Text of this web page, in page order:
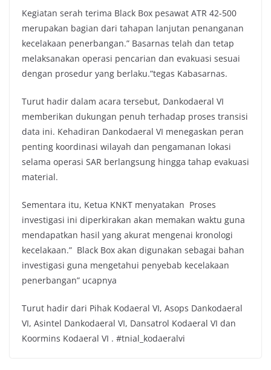
Kegiatan serah terima Black Box pesawat ATR 42-500
merupakan bagian dari tahapan lanjutan penanganan
kecelakaan penerbangan.” Basarnas telah dan tetap
melaksanakan operasi pencarian dan evakuasi sesuai
dengan prosedur yang berlaku.”tegas Kabasarnas.
Turut hadir dalam acara tersebut, Dankodaeral VI
memberikan dukungan penuh terhadap proses transisi
data ini. Kehadiran Dankodaeral VI menegaskan peran
penting koordinasi wilayah dan pengamanan lokasi
selama operasi SAR berlangsung hingga tahap evakuasi
material.
Sementara itu, Ketua KNKT menyatakan Proses
investigasi ini diperkirakan akan memakan waktu guna
mendapatkan hasil yang akurat mengenai kronologi
kecelakaan.” Black Box akan digunakan sebagai bahan
investigasi guna mengetahui penyebab kecelakaan
penerbangan” ucapnya
Turut hadir dari Pihak Kodaeral VI, Asops Dankodaeral
VI, Asintel Dankodaeral VI, Dansatrol Kodaeral VI dan
Koormins Kodaeral VI . #tnial_kodaeralvi